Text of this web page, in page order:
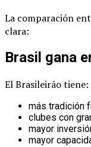
La comparación
clara:
Brasil gana
El Brasileirão tiene:
más tradición
clubes con
mayor
mayor